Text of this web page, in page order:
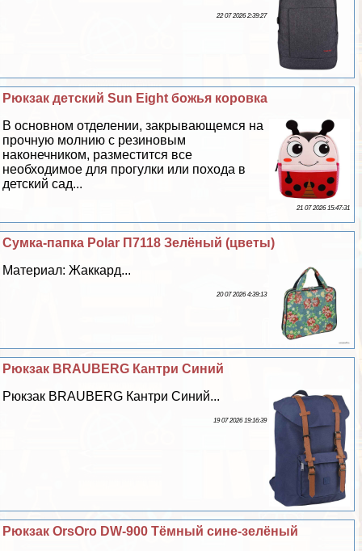
22 07 2026 2:39:27
Рюкзак детский Sun Eight божья коровка
В основном отделении, закрывающемся на
прочную молнию с резиновым
наконечником, разместится все
необходимое для прогулки или похода в
детский сад...
21 07 2026 15:47:31
Сумка-папка Polar П7118 Зелёный (цветы)
Материал: Жаккард...
20 07 2026 4:39:13
Рюкзак BRAUBERG Кантри Синий
Рюкзак BRAUBERG Кантри Синий...
19 07 2026 19:16:39
Рюкзак OrsOro DW-900 Тёмный сине-зелёный